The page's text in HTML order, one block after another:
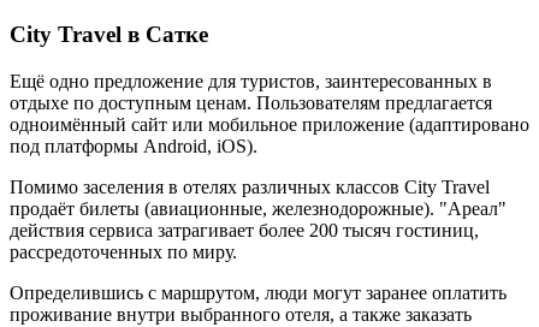
City Travel в Сатке
Ещё одно предложение для туристов, заинтересованных в
отдыхе по доступным ценам. Пользователям предлагается
одноимённый сайт или мобильное приложение (адаптировано
под платформы Android, iOS).
Помимо заселения в отелях различных классов City Travel
продаёт билеты (авиационные, железнодорожные). "Ареал"
действия сервиса затрагивает более 200 тысяч гостиниц,
рассредоточенных по миру.
Определившись с маршрутом, люди могут заранее оплатить
проживание внутри выбранного отеля, а также заказать